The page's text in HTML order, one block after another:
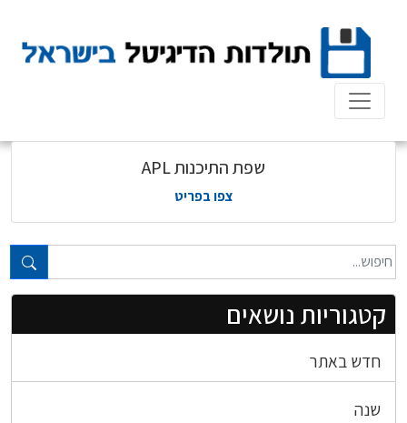
content
טקסט חופשי...
קטגוריות נושאים
חדש באתר
שנה
שפת התיכנות APL
צפו בפריט